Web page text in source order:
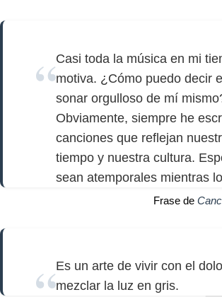
Casi toda la música en mi
motiva. ¿Cómo puedo decir
sonar orgulloso de mí
Obviamente, siempre he
canciones que reflejan
tiempo y nuestra cultura.
sean atemporales mientras
Frase de
Es un arte de vivir con el
mezclar la luz en gris.